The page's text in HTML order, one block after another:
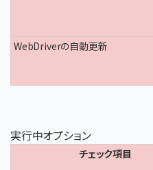
WebDriverの自動更新
実行中オプション
チェック項目